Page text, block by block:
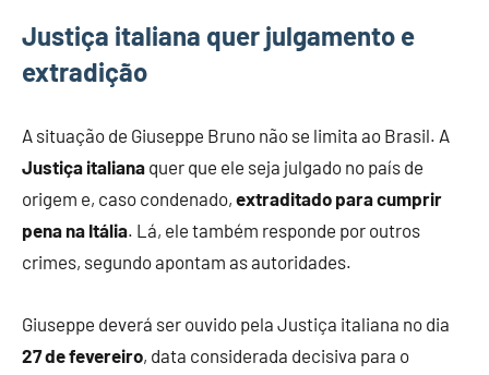
Justiça italiana quer julgamento e
extradição
A situação de Giuseppe Bruno não se limita ao Brasil. A
Justiça italiana quer que ele seja julgado no país de
origem e, caso condenado, extraditado para cumprir
pena na Itália. Lá, ele também responde por outros
crimes, segundo apontam as autoridades.
Giuseppe deverá ser ouvido pela Justiça italiana no dia
27 de fevereiro, data considerada decisiva para o